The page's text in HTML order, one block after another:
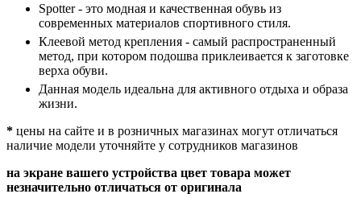
Spotter - это модная и качественная обувь из
современных материалов спортивного стиля.
Клеевой метод крепления - самый распространенный
метод, при котором подошва приклеивается к заготовке
верха обуви.
Данная модель идеальна для активного отдыха и образа
жизни.
* цены на сайте и в розничных магазинах могут отличаться
наличие модели уточняйте у сотрудников магазинов
на экране вашего устройства цвет товара может
незначительно отличаться от оригинала